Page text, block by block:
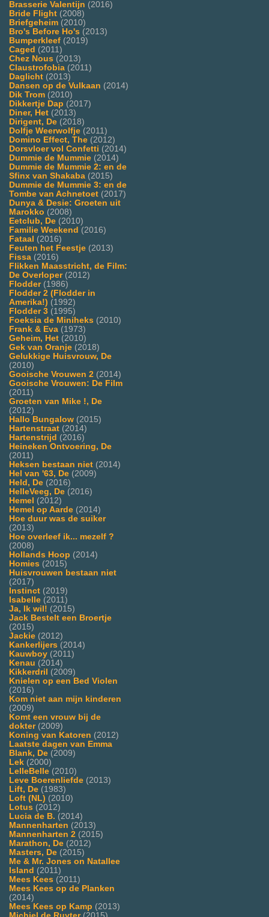
Brasserie Valentijn (2016)
Bride Flight (2008)
Briefgeheim (2010)
Bro's Before Ho's (2013)
Bumperkleef (2019)
Caged (2011)
Chez Nous (2013)
Claustrofobia (2011)
Daglicht (2013)
Dansen op de Vulkaan (2014)
Dik Trom (2010)
Dikkertje Dap (2017)
Diner, Het (2013)
Dirigent, De (2018)
Dolfje Weerwolfje (2011)
Domino Effect, The (2012)
Dorsvloer vol Confetti (2014)
Dummie de Mummie (2014)
Dummie de Mummie 2: en de
Sfinx van Shakaba (2015)
Dummie de Mummie 3: en de
Tombe van Achnetoet (2017)
Dunya & Desie: Groeten uit
Marokko (2008)
Eetclub, De (2010)
Familie Weekend (2016)
Fataal (2016)
Feuten het Feestje (2013)
Fissa (2016)
Flikken Maasstricht, de Film:
De Overloper(2012)
Flodder(1986)
Flodder 2 (Flodder in
Amerika!) (1992)
Flodder 3 (1995)
Foeksia de Miniheks (2010)
Frank & Eva (1973)
Geheim, Het (2010)
Gek van Oranje (2018)
Gelukkige Huisvrouw, De
(2010)
Gooische Vrouwen 2 (2014)
Gooische Vrouwen: De Film
(2011)
Groeten van Mike !, De
(2012)
Hallo Bungalow (2015)
Hartenstraat (2014)
Hartenstrijd (2016)
Heineken Ontvoering, De
(2011)
Heksen bestaan niet (2014)
Hel van '63, De (2009)
Held, De (2016)
HelleVeeg, De (2016)
Hemel (2012)
Hemel op Aarde (2014)
Hoe duur was de suiker
(2013)
Hoe overleef ik... mezelf ?
(2008)
Hollands Hoop (2014)
Homies (2015)
Huisvrouwen bestaan niet
(2017)
Instinct (2019)
Isabelle (2011)
Ja, Ik wil! (2015)
Jack Bestelt een Broertje
(2015)
Jackie (2012)
Kankerlijers (2014)
Kauwboy (2011)
Kenau (2014)
Kikkerdril
(2009)
Knielen op een Bed Violen
(2016)
Kom niet aan mijn kinderen
(2009)
Komt een vrouw bij de
dokter(2009)
Koning van Katoren (2012)
Laatste dagen van Emma
Blank, De (2009)
Lek (2000)
LelleBelle (2010)
Leve Boerenliefde (2013)
Lift, De (1983)
Loft (NL) (2010)
Lotus (2012)
Lucia de B. (2014)
Mannenharten (2013)
Mannenharten 2 (2015)
Marathon, De (2012)
Masters, De (2015)
Me & Mr. Jones on Natallee
Island (2011)
Mees Kees (2011)
Mees Kees op de Planken
(2014)
Mees Kees op Kamp (2013)